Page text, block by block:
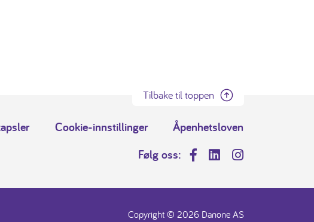
Tilbake til toppen
Cookie-innstillinger
Åpenhetsloven
Følg oss:
Facebook
LinkedInInstagram
Copyright © 2026 Danone AS